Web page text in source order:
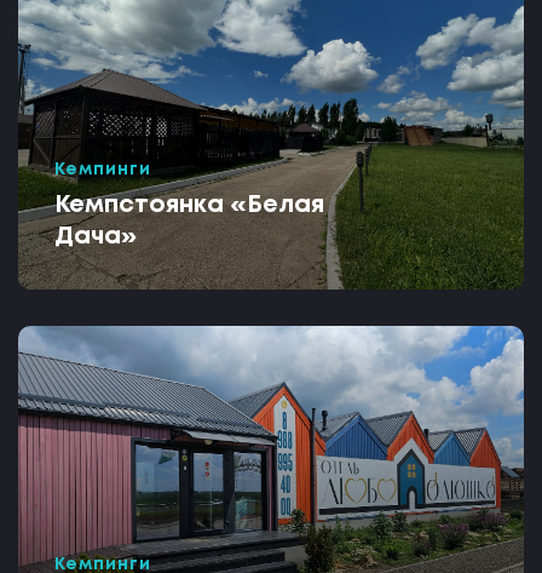
Кемпинги
Кемпстоянка «Белая
Дача»
Кемпинги